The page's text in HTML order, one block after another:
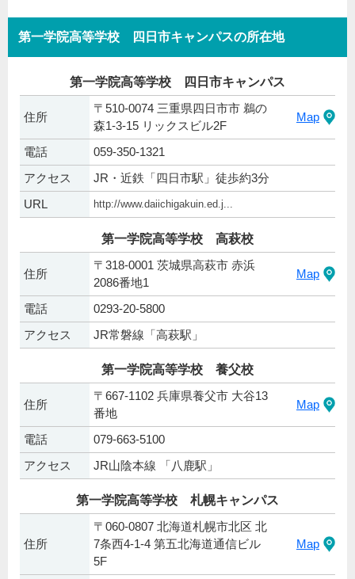
第一学院高等学校 四日市キャンパスの所在地
第一学院高等学校 四日市キャンパス
住所
〒510-0074 三重県四日市市 鵜の
森1-3-15 リックスビル2F
Map
電話
059-350-1321
アクセス
JR・近鉄「四日市駅」徒歩約3分
URL
http://www.daiichigakuin.ed.j...
第一学院高等学校 高萩校
住所
〒318-0001 茨城県高萩市 赤浜
2086番地1
Map
電話
0293-20-5800
アクセス
JR常磐線「高萩駅」
第一学院高等学校 養父校
住所
〒667-1102 兵庫県養父市 大谷13
番地
Map
電話
079-663-5100
アクセス
JR山陰本線 「八鹿駅」
第一学院高等学校 札幌キャンパス
住所
〒060-0807 北海道札幌市北区 北
7条西4-1-4 第五北海道通信ビル
5F
Map